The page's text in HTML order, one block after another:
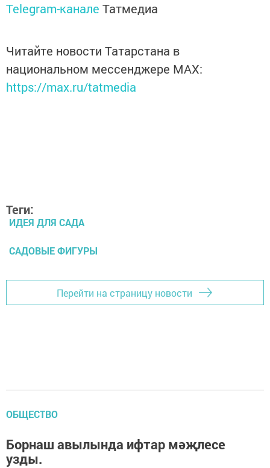
Telegram-канале Татмедиа
Читайте новости Татарстана в
национальном мессенджере MАХ:
https://max.ru/tatmedia
Теги:
ИДЕЯ ДЛЯ САДА
САДОВЫЕ ФИГУРЫ
Перейти на страницу новости
ОБЩЕСТВО
Борнаш авылында ифтар мәҗлесе
узды.